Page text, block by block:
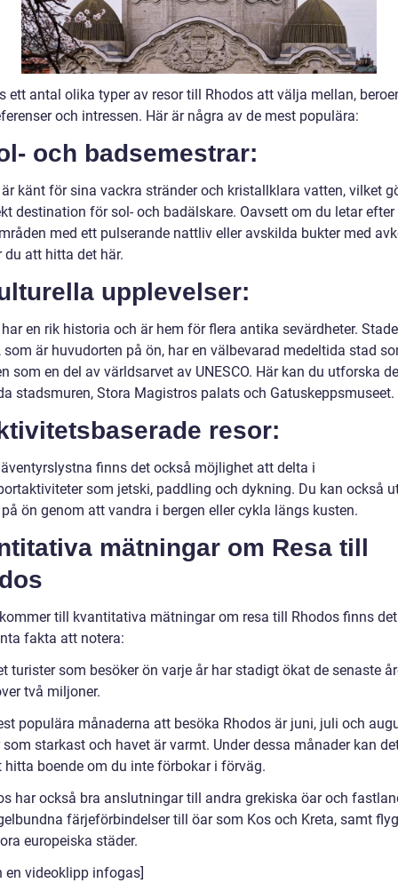
ett antal olika typer av resor till Rhodos att välja mellan,
och intressen. Här är några av de mest populära:
och badsemestrar:
känt för sina vackra stränder och kristallklara vatten, vilket
destination för sol- och badälskare. Oavsett om du letar
med ett pulserande nattliv eller avskilda bukter med
du att hitta det här.
upplevelser:
en rik historia och är hem för flera antika sevärdheter.
som är huvudorten på ön, har en välbevarad medeltida stad
som en del av världsarvet av UNESCO. Här kan du utforska
stadsmuren, Stora Magistros palats och Gatuskeppsmuseet.
resor:
finns det också möjlighet att delta i
som jetski, paddling och dykning. Du kan också
ön genom att vandra i bergen eller cykla längs kusten.
mätningar om Resa till
till kvantitativa mätningar om resa till Rhodos finns
fakta att notera:
turister som besöker ön varje år har stadigt ökat de senaste
två miljoner.
populära månaderna att besöka Rhodos är juni, juli och
som starkast och havet är varmt. Under dessa månader kan
hitta boende om du inte förbokar i förväg.
har också bra anslutningar till andra grekiska öar och
färjeförbindelser till öar som Kos och Kreta, samt
europeiska städer.
en videoklipp infogas]